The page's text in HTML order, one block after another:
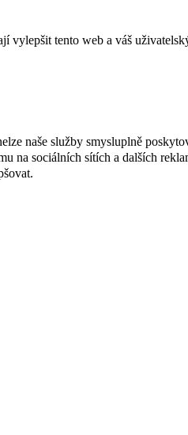
tento web a váš
naše služby smysluplně
na sociálních sítích a dalších